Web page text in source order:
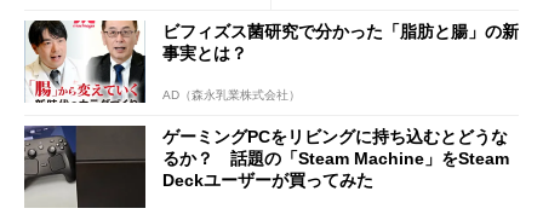
ビフィズス菌研究で分かった「脂肪と腸」の新
事実とは？
AD（森永乳業株式会社）
ゲーミングPCをリビングに持ち込むとどうな
るか？ 話題の「Steam Machine」をSteam
Deckユーザーが買ってみた